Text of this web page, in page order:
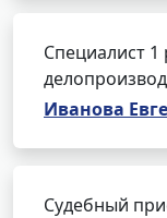
Специалист
Иванова
Судебный